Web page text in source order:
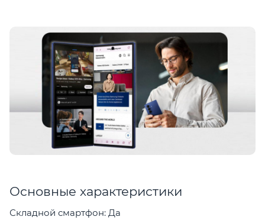
Основные характеристики
Складной смартфон: Да